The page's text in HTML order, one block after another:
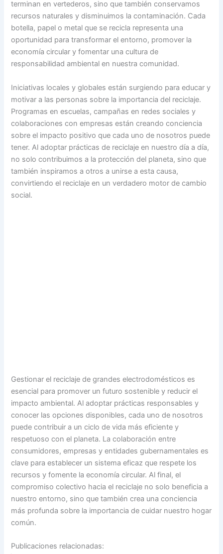
terminan en vertederos, sino que también conservamos
recursos naturales y disminuimos la contaminación. Cada
botella, papel o metal que se recicla representa una
oportunidad para transformar el entorno, promover la
economía circular y fomentar una cultura de
responsabilidad ambiental en nuestra comunidad.
Iniciativas locales y globales están surgiendo para educar y
motivar a las personas sobre la importancia del reciclaje.
Programas en escuelas, campañas en redes sociales y
colaboraciones con empresas están creando conciencia
sobre el impacto positivo que cada uno de nosotros puede
tener. Al adoptar prácticas de reciclaje en nuestro día a día,
no solo contribuimos a la protección del planeta, sino que
también inspiramos a otros a unirse a esta causa,
convirtiendo el reciclaje en un verdadero motor de cambio
social.
Gestionar el reciclaje de grandes electrodomésticos es
esencial para promover un futuro sostenible y reducir el
impacto ambiental. Al adoptar prácticas responsables y
conocer las opciones disponibles, cada uno de nosotros
puede contribuir a un ciclo de vida más eficiente y
respetuoso con el planeta. La colaboración entre
consumidores, empresas y entidades gubernamentales es
clave para establecer un sistema eficaz que respete los
recursos y fomente la economía circular. Al final, el
compromiso colectivo hacia el reciclaje no solo beneficia a
nuestro entorno, sino que también crea una conciencia
más profunda sobre la importancia de cuidar nuestro hogar
común.
Publicaciones relacionadas: